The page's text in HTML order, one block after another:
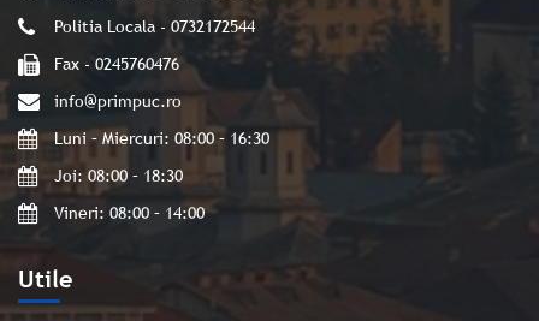
Utile
Politia Locala - 0732172544
Fax - 0245760476
info@primpuc.ro
Luni – Miercuri: 08:00 – 16:30
Joi: 08:00 – 18:30
Vineri: 08:00 – 14:00